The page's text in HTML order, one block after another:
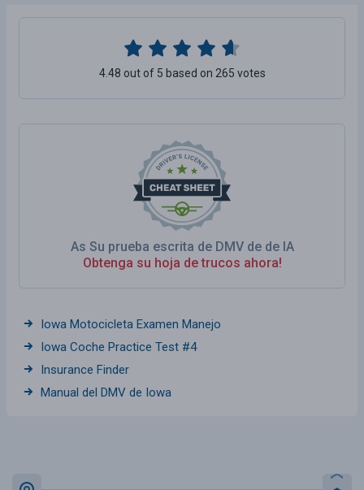
As Su prueba escrita de DMV de de IA
Obtenga su hoja de trucos ahora!
4.48 out of 5 based on 265 votes
Iowa Motocicleta Examen Manejo
Iowa Coche Practice Test #4
Insurance Finder
Manual del DMV de Iowa